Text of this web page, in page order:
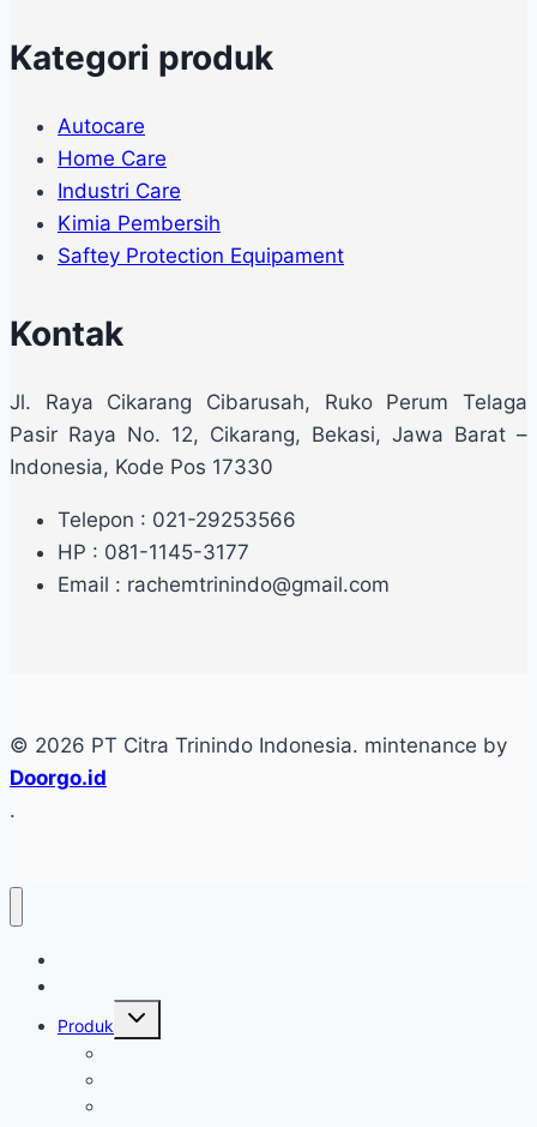
Kategori produk
Autocare
Home Care
Industri Care
Kimia Pembersih
Saftey Protection Equipament
Kontak
Jl. Raya Cikarang Cibarusah, Ruko Perum Telaga
Pasir Raya No. 12, Cikarang, Bekasi, Jawa Barat –
Indonesia, Kode Pos 17330
Telepon : 021-29253566
HP : 081-1145-3177
Email : rachemtrinindo@gmail.com
© 2026 PT Citra Trinindo Indonesia. mintenance by
Doorgo.id
.
Produk